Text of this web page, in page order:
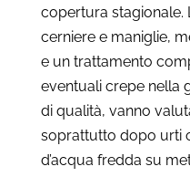
copertura stagionale.
cerniere e maniglie,
e un trattamento
eventuali crepe nella
di qualità, vanno
soprattutto dopo urti
d’acqua fredda su